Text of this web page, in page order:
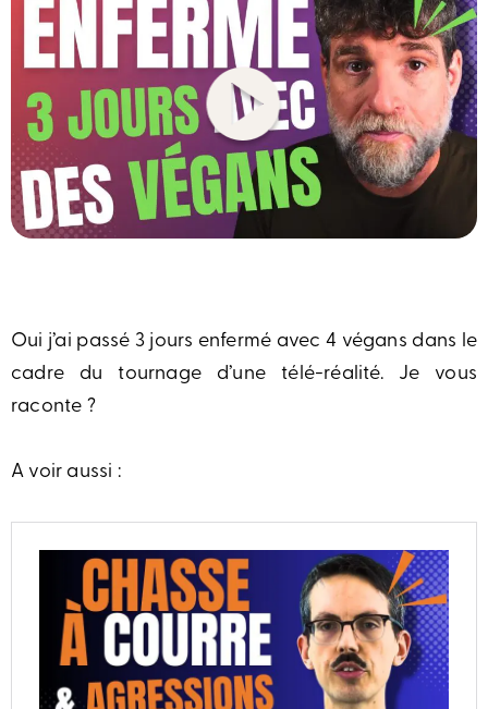
Oui j’ai passé 3 jours enfermé avec 4 végans dans le
cadre du tournage d’une télé-réalité. Je vous
raconte ?
A voir aussi :